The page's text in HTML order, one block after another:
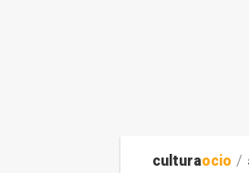
culturaocio /